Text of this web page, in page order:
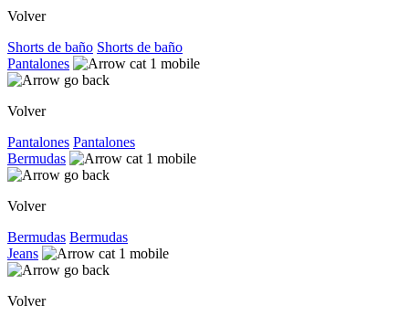
Volver
Shorts de baño Shorts de baño
Pantalones
Volver
Pantalones Pantalones
Bermudas
Volver
Bermudas Bermudas
Jeans
Volver